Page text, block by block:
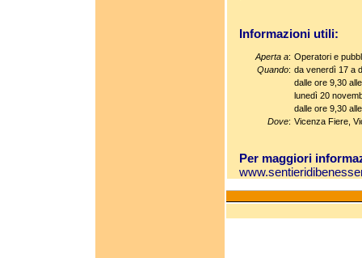
Informazioni utili:
Aperta a: Operatori e
Quando: da venerdì 17 a
dalle ore 9,30
lunedì 20
dalle ore 9,30
Dove: Vicenza Fiere,
Per maggiori